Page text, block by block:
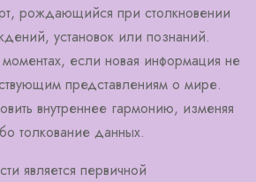
рождающийся при столкновении
установок или познаний.
если новая информация не
представлениям о мире.
внутреннее гармонию, изменяя
толкование данных.
является первичной